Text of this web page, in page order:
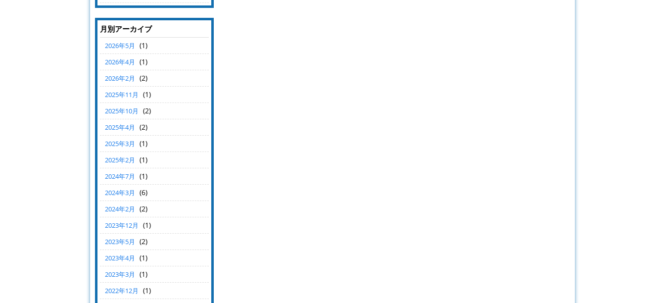
月別アーカイブ
2026年5月 (1)
2026年4月 (1)
2026年2月 (2)
2025年11月 (1)
2025年10月 (2)
2025年4月 (2)
2025年3月 (1)
2025年2月 (1)
2024年7月 (1)
2024年3月 (6)
2024年2月 (2)
2023年12月 (1)
2023年5月 (2)
2023年4月 (1)
2023年3月 (1)
2022年12月 (1)